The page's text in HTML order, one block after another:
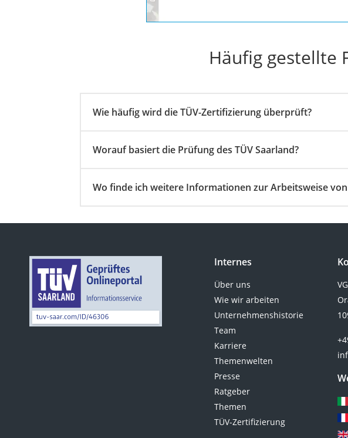
E-Scooter-Versicherung
Wohnwagenversicherung
Oldtimer-Versicherung
Pferde-OP-Versicherung
Brillenversicherung
Krypto-Wallet
Hundekrankenversicherung
Spendendose
Motorradversicherung
Zahnzusatzversicherungen
Katzen-Krankenversicherung
Freizeit & Sport
Gartentrampolin
Trampolin
Metalldetektor
Häufig gestellte
Wie häufig wird die TÜV-Zertifizierung überprüft?
Worauf basiert die Prüfung des TÜV Saarland?
Wo finde ich weitere Informationen zur Arbeitsweise
Internes
Über uns
Wie wir arbeiten
Unternehmenshistorie
Team
Karriere
Themenwelten
Presse
Ratgeber
Themen
TÜV-Zertifizierung